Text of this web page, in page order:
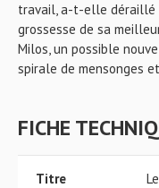
travail, a-t-elle déraillé
grossesse de sa
Milos, un possible
spirale de mensonges
FICHE
Titre